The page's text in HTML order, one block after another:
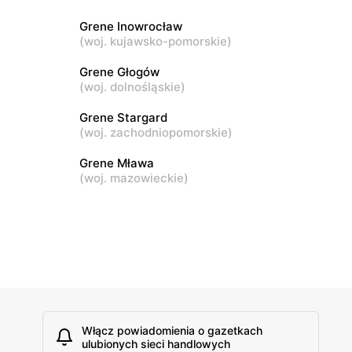
24
Grene
Działdowo, ul. Męczenników 13
Grene
Grene Inowrocław
(woj. kujawsko-pomorskie)
Grene Głogów
(woj. dolnośląskie)
Grene Stargard
(woj. zachodniopomorskie)
Grene Mława
(woj. mazowieckie)
Włącz powiadomienia o gazetkach
ulubionych sieci handlowych